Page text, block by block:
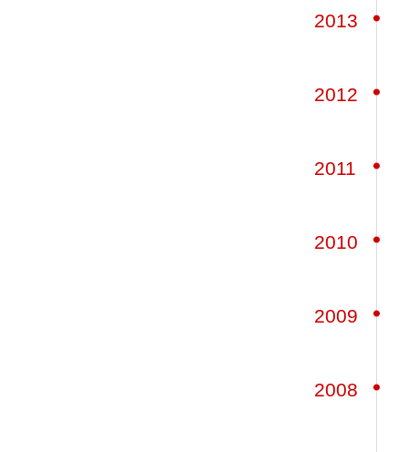
2013
2012
2011
2010
2009
2008